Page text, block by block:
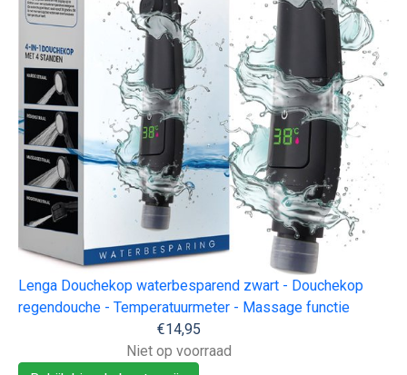
Lenga Douchekop waterbesparend zwart - Douchekop
regendouche - Temperatuurmeter - Massage functie
€14,95
Niet op voorraad